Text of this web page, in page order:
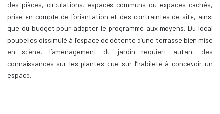
des pièces, circulations, espaces communs ou espaces cachés,
prise en compte de l’orientation et des contraintes de site, ainsi
que du budget pour adapter le programme aux moyens. Du local
poubelles dissimulé à l’espace de détente d’une terrasse bien mise
en scène, l’aménagement du jardin requiert autant des
connaissances sur les plantes que sur l’habileté à concevoir un
espace.